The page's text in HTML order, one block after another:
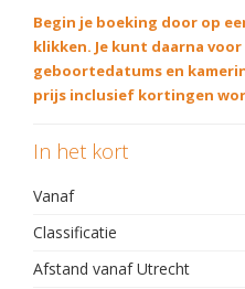
Begin je boeking door op
klikken. Je kunt daarna
geboortedatums en
prijs inclusief kortingen
In het kort
Vanaf
Classificatie
Afstand vanaf Utrecht